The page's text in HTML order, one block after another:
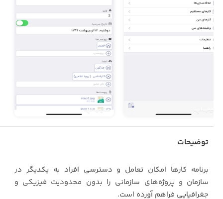
توضیحات
برنامه کارها امکان تعامل و دسترسی افراد به یکدیگر در
سازمان و پروژه‌های سازمانی را بدون محدودیت فیزیکی و
جغرافیایی فراهم آورده است.